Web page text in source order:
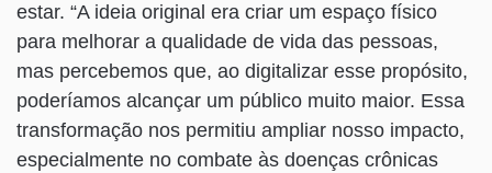
estar. “A ideia original era criar um espaço físico
para melhorar a qualidade de vida das pessoas,
mas percebemos que, ao digitalizar esse propósito,
poderíamos alcançar um público muito maior. Essa
transformação nos permitiu ampliar nosso impacto,
especialmente no combate às doenças crônicas